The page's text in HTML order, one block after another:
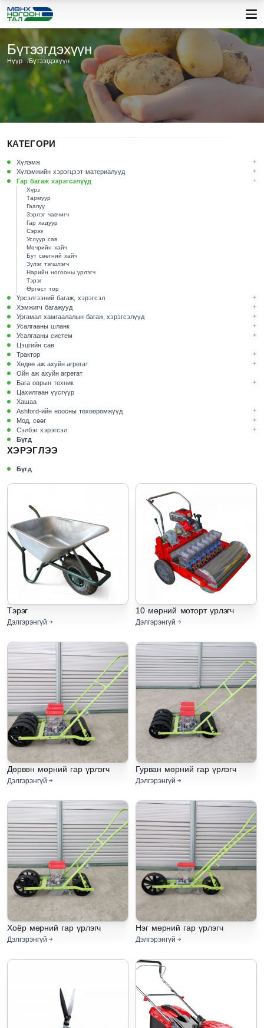
Бүтээгдэхүүн
Нүүр Бүтээгдэхүүн
КАТЕГОРИ
Хүлэмж
Хүлэмжийн хэрэгцээт материалууд
Гар багаж хэрэгсэлүүд
Хүрз
Тармуур
Гаапуу
Зэрлэг чавчигч
Гар хадуур
Сэрээ
Услуур сав
Мөчрийн хайч
Бут сөөгний хайч
Зүлэг тэгшлэгч
Нарийн ногооны үрлэгч
Тэрэг
Өргөст тор
Үрсэлгээний багаж, хэрэгсэл
Хэмжигч багажууд
Ургамал хамгаалалын багаж, хэрэгсэлүүд
Усалгааны шланк
Усалгааны систем
Цэцгийн сав
Трактор
Хөдөө аж ахуйн агрегат
Ойн аж ахуйн агрегат
Бага оврын техник
Цахилгаан үүсгүүр
Хашаа
Ashford-ийн ноосны төхөөрөмжүүд
Мод, сөөг
Сэлбэг хэрэгсэл
Бүгд
ХЭРЭГЛЭЭ
Бүгд
Тэрэг
Дэлгэрэнгүй
10 мөрний моторт үрлэгч
Дэлгэрэнгүй
Дөрвөн мөрний гар үрлэгч
Дэлгэрэнгүй
Гурван мөрний гар үрлэгч
Дэлгэрэнгүй
Хоёр мөрний гар үрлэгч
Дэлгэрэнгүй
Нэг мөрний гар үрлэгч
Дэлгэрэнгүй